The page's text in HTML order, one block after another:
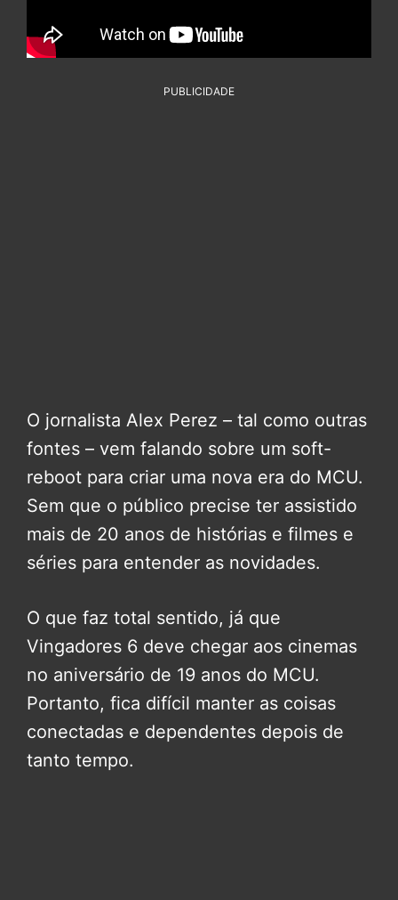
PUBLICIDADE
O jornalista Alex Perez – tal como outras
fontes – vem falando sobre um soft-
reboot para criar uma nova era do MCU.
Sem que o público precise ter assistido
mais de 20 anos de histórias e filmes e
séries para entender as novidades.
O que faz total sentido, já que
Vingadores 6 deve chegar aos cinemas
no aniversário de 19 anos do MCU.
Portanto, fica difícil manter as coisas
conectadas e dependentes depois de
tanto tempo.